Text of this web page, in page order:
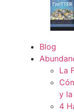
Blog
La
y
4